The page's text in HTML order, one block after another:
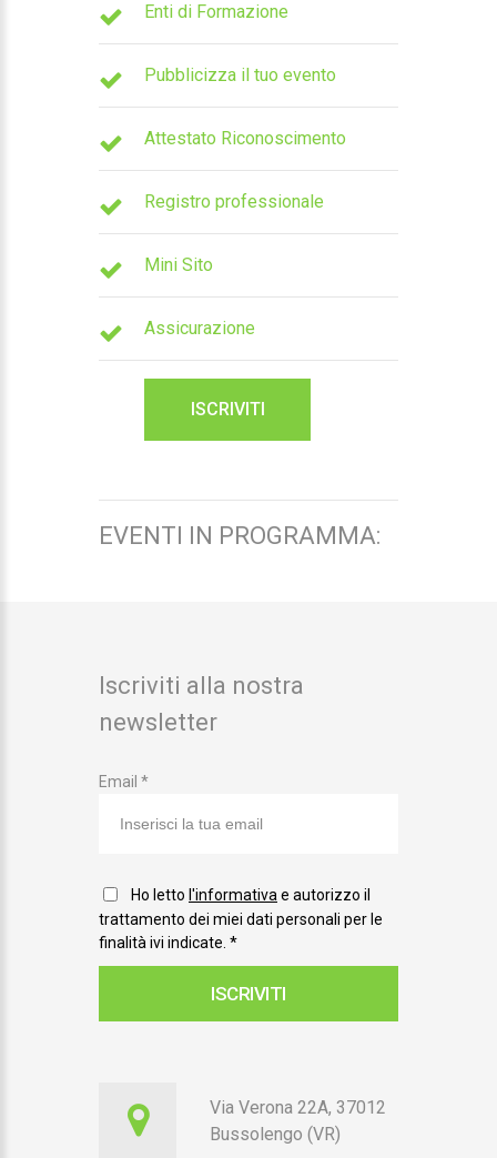
Enti di Formazione
Pubblicizza il tuo evento
Attestato Riconoscimento
Registro professionale
Mini Sito
Assicurazione
ISCRIVITI
EVENTI IN PROGRAMMA:
Iscriviti alla nostra
newsletter
Email *
Ho letto l'informativa e autorizzo il
trattamento dei miei dati personali per le
finalità ivi indicate. *
ISCRIVITI
Via Verona 22A, 37012
Bussolengo (VR)